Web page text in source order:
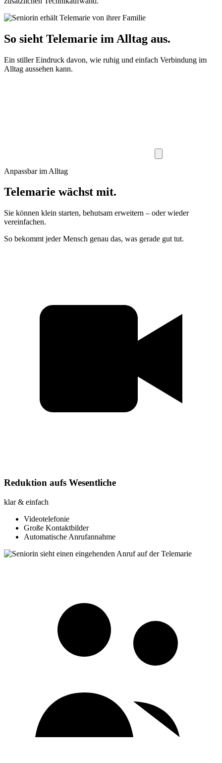
So sieht Telemarie im Alltag aus.
Ein stiller Eindruck davon, wie ruhig und einfach Verbindung im
Alltag aussehen kann.
Anpassbar im Alltag
Telemarie wächst mit.
Sie können klein starten, behutsam erweitern – oder wieder
vereinfachen.
So bekommt jeder Mensch genau das, was gerade gut tut.
Reduktion aufs Wesentliche
klar & einfach
Videotelefonie
Große Kontaktbilder
Automatische Anrufannahme